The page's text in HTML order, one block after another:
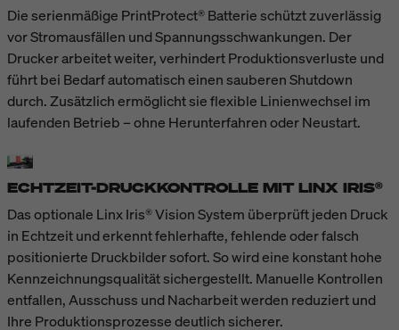
Die serienmäßige PrintProtect® Batterie schützt zuverlässig
vor Stromausfällen und Spannungsschwankungen. Der
Drucker arbeitet weiter, verhindert Produktionsverluste und
führt bei Bedarf automatisch einen sauberen Shutdown
durch. Zusätzlich ermöglicht sie flexible Linienwechsel im
laufenden Betrieb – ohne Herunterfahren oder Neustart.
ECHTZEIT-DRUCKKONTROLLE MIT LINX IRIS®
Das optionale Linx Iris® Vision System überprüft jeden Druck
in Echtzeit und erkennt fehlerhafte, fehlende oder falsch
positionierte Druckbilder sofort. So wird eine konstant hohe
Kennzeichnungsqualität sichergestellt. Manuelle Kontrollen
entfallen, Ausschuss und Nacharbeit werden reduziert und
Ihre Produktionsprozesse deutlich sicherer.